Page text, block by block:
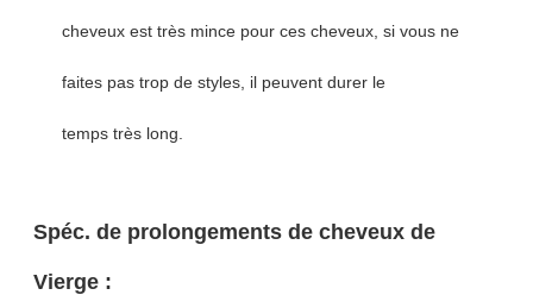
cheveux est très mince pour ces cheveux, si vous ne
faites pas trop de styles, il peuvent durer le
temps très long.
Spéc. de prolongements de cheveux de
Vierge: